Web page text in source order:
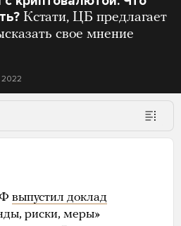
Кстати, ЦБ предлагает
свое мнение
2022
выпустил доклад
риски, меры»